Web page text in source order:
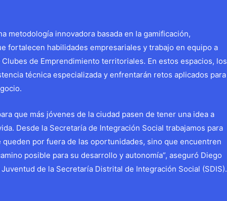
metodología innovadora basada en la gamificación,
fortalecen habilidades empresariales y trabajo en equipo a
de Emprendimiento territoriales. En estos espacios, los
técnica especializada y enfrentarán retos aplicados para
que más jóvenes de la ciudad pasen de tener una idea a
Desde la Secretaría de Integración Social trabajamos para
queden por fuera de las oportunidades, sino que encuentren
posible para su desarrollo y autonomía”, aseguró Diego
de la Secretaría Distrital de Integración Social (SDIS).